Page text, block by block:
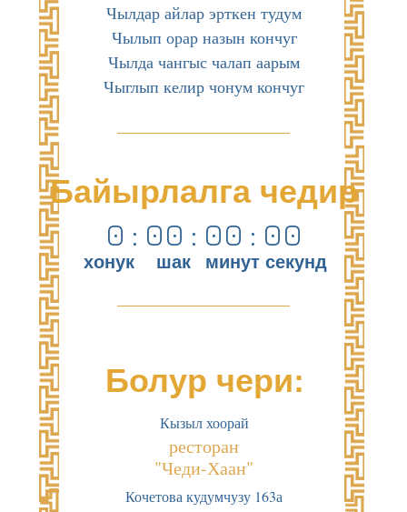
Болур чери:
Кызыл хоорай
Кочетова кудумчузу 163а
ресторан
"Чеди-Хаан"
Чылдар айлар эрткен тудум
Чылып орар назын кончуг
Чылда чангыс чалап аарым
Чыглып келир чонум кончуг
0 : 00 : 00 : 00
хонук
Байырлалга чедир
шак минут секунд